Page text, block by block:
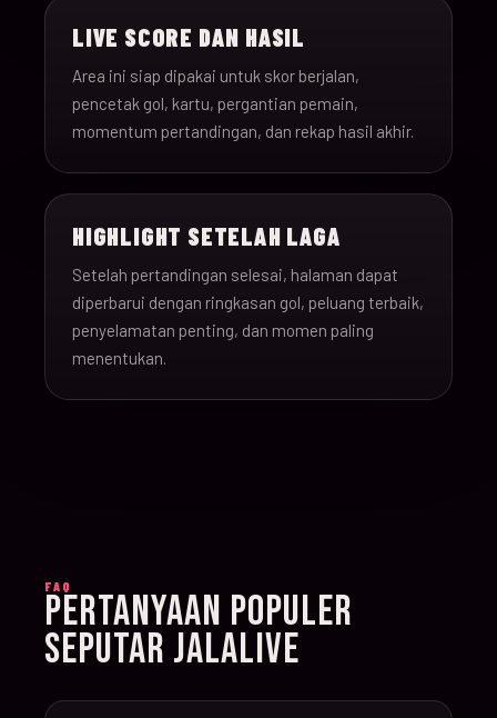
016
15-Jun-
12:00
017
16-Jun-
15:00 France v Senegal
018
26
18:00
019
16-Jun-
26
20:00 Argentina v Algeria
020 21:00 Austria v Jordan
26
023
17-Jun-
12:00
LIVE SCORE DAN HASIL
Area ini siap dipakai untuk skor berjalan,
pencetak gol, kartu, pergantian pemain,
momentum pertandingan, dan rekap hasil akhir.
HIGHLIGHT SETELAH LAGA
Setelah pertandingan selesai, halaman dapat
diperbarui dengan ringkasan gol, peluang terbaik,
penyelamatan penting, dan momen paling
menentukan.
FAQ
PERTANYAAN POPULER
SEPUTAR JALALIVE